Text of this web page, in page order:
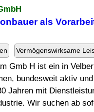
als
Vermögenswirksame
Gmb H ist ein in
bundesweit aktiv
Jahren mit
Wir suchen ab